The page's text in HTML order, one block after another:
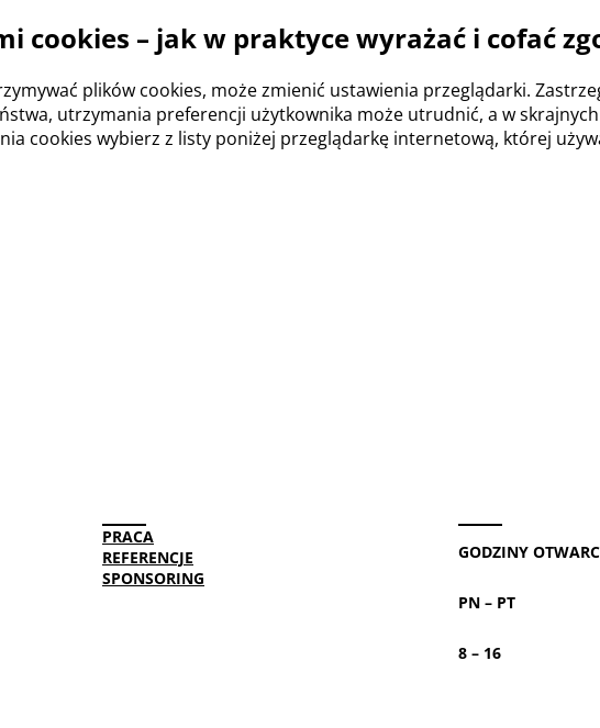
cookies – jak w praktyce wyrażać i cofać
plików cookies, może zmienić ustawienia przeglądarki.
utrzymania preferencji użytkownika może utrudnić, a w
cookies wybierz z listy poniżej przeglądarkę internetową, której
PRACA
REFERENCJE
SPONSORING
GODZINY
PN – PT
8 – 16